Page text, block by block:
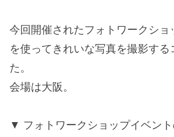
今回開催されたフォトワークショ
を使ってきれいな写真を撮影する
た。
会場は大阪。
フォトワークショップイベン